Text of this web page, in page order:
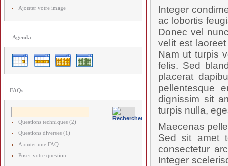
Ajouter votre image
Agenda
FAQs
Questions techniques (2)
Questions diverses (1)
Ajouter une FAQ
Poser votre question
Integer
ac lobortis
Donec vel
velit est
Nam ut turpis
felis. Sed
placerat
pellentesque
dignissim sit
turpis nulla,
Maecenas
Sed sit amet
consectetur
Integer